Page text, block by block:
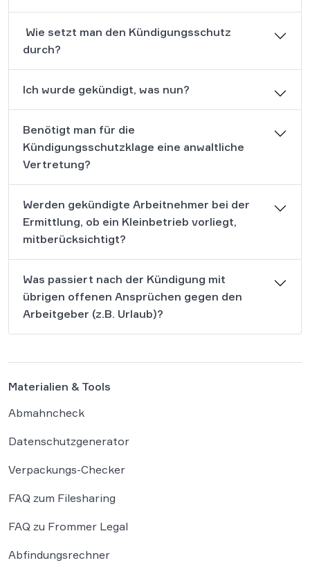
Wie setzt man den Kündigungsschutz
durch?
Ich wurde gekündigt, was nun?
Benötigt man für die
Kündigungsschutzklage eine anwaltliche
Vertretung?
Werden gekündigte Arbeitnehmer bei der
Ermittlung, ob ein Kleinbetrieb vorliegt,
mitberücksichtigt?
Was passiert nach der Kündigung mit
übrigen offenen Ansprüchen gegen den
Arbeitgeber (z.B. Urlaub)?
Materialien & Tools
Abmahncheck
Datenschutzgenerator
Verpackungs-Checker
FAQ zum Filesharing
FAQ zu Frommer Legal
Abfindungsrechner